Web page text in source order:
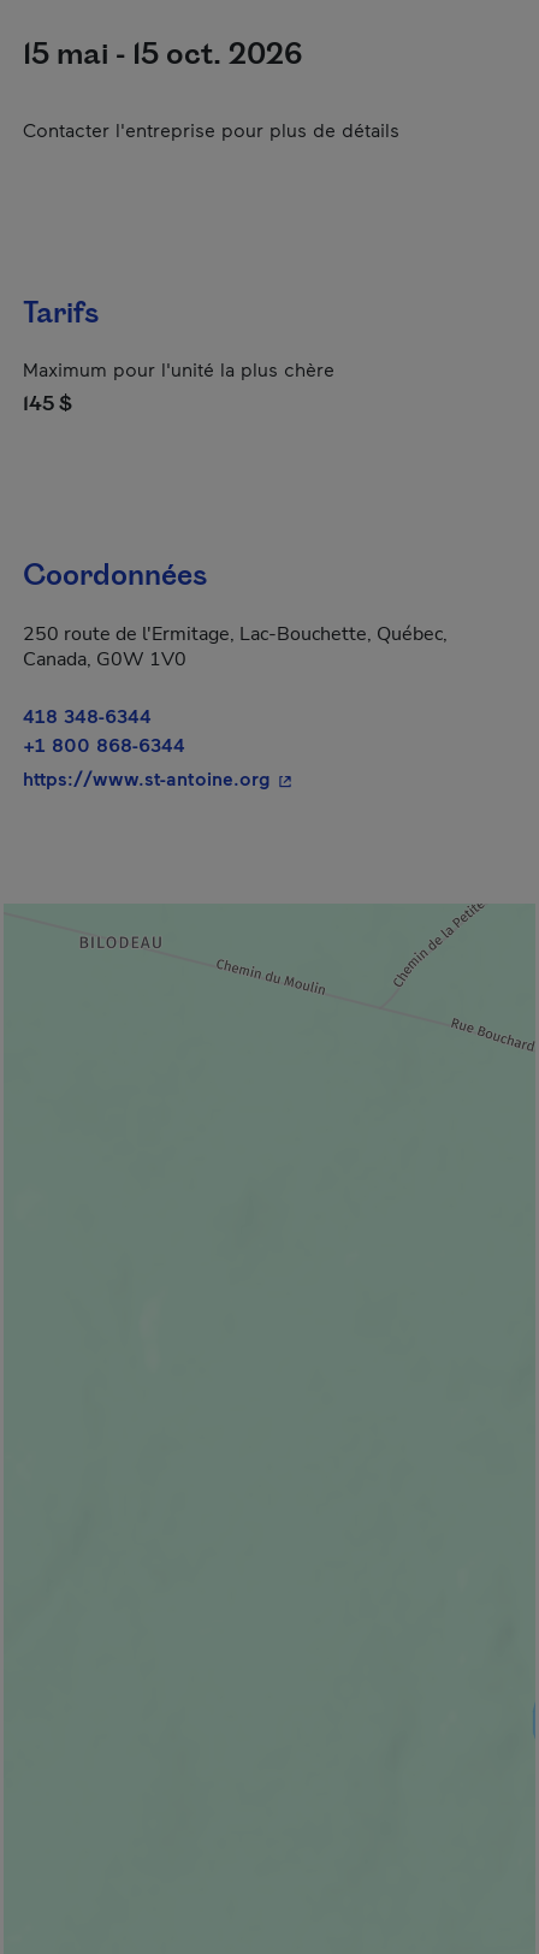
15 mai - 15 oct. 2026
Contacter l'entreprise pour plus de détails
Tarifs
Maximum pour l'unité la plus chère
145 $
Coordonnées
250 route de l'Ermitage, Lac-Bouchette, Québec,
Canada, G0W 1V0
418 348-6344
+1 800 868-6344
https://www.st-antoine.org - Cet hyperlien s'ouvrira